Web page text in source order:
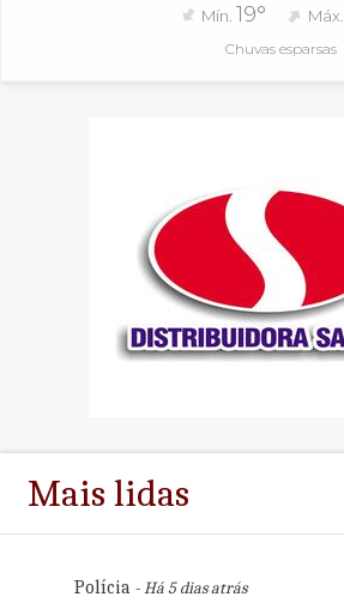
Mín. 19° Máx.
Chuvas esparsas
Mais lidas
Polícia- Há 5 dias atrás